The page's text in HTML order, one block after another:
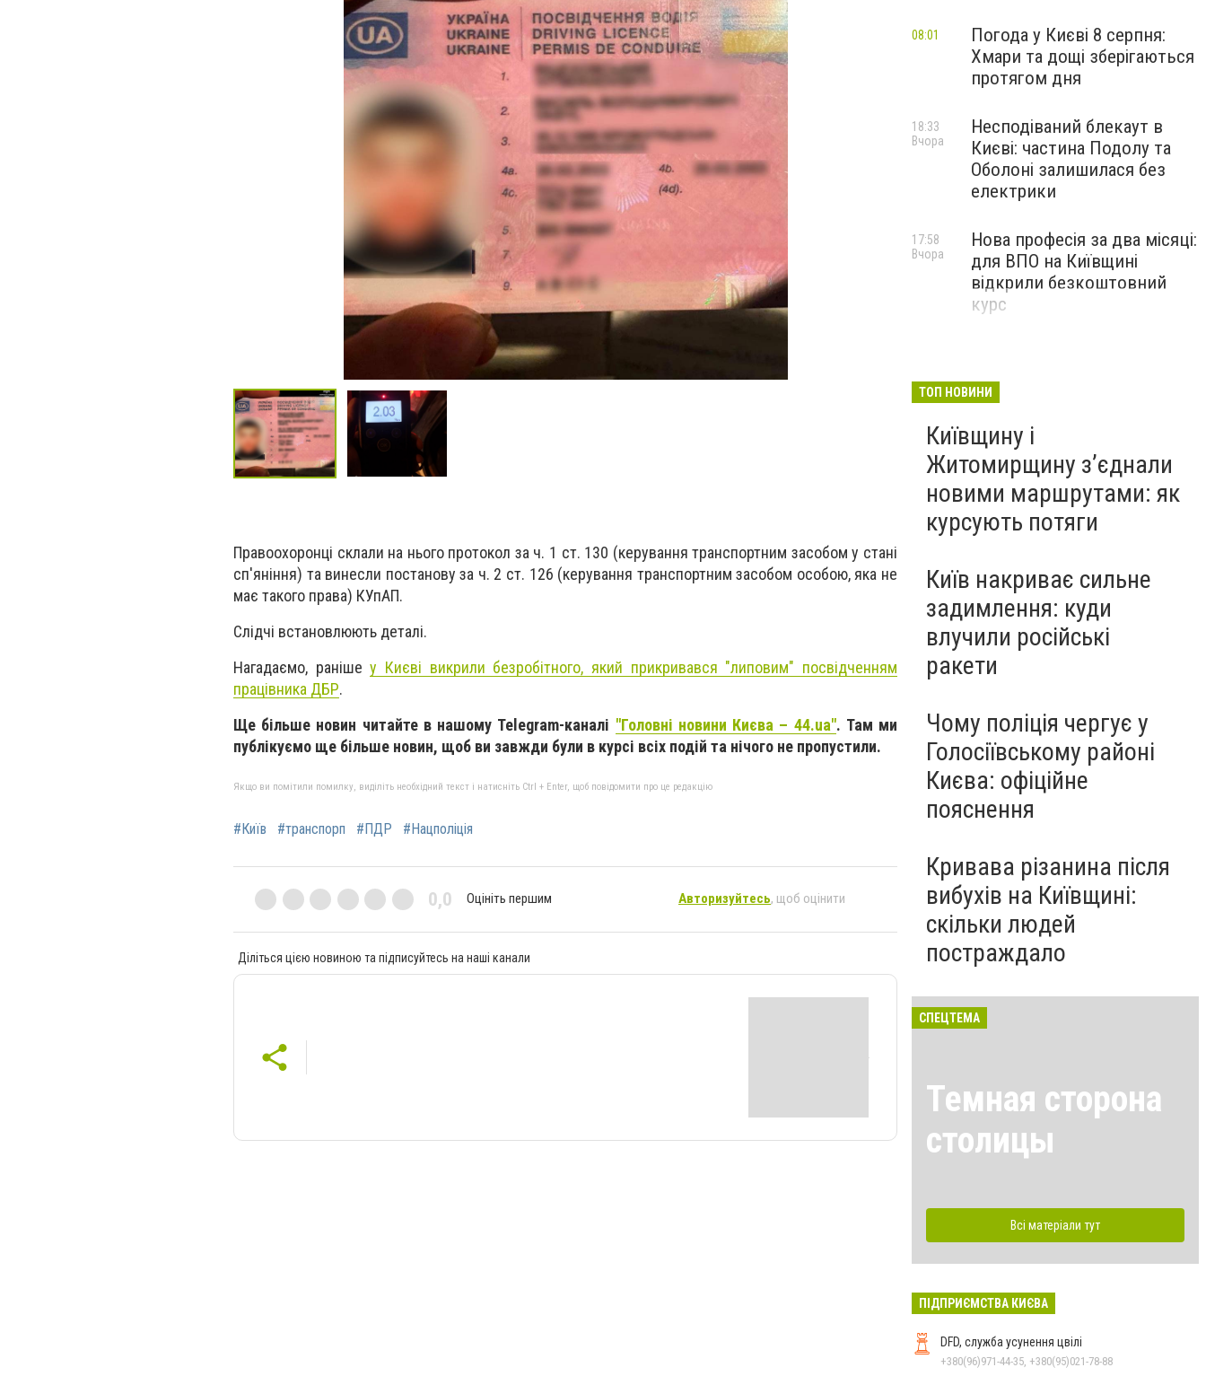
Правоохоронці склали на нього протокол за ч. 1 ст. 130 (керування транспортним засобом у стані
сп'яніння) та винесли постанову за ч. 2 ст. 126 (керування транспортним засобом особою, яка не
має такого права) КУпАП.
Слідчі встановлюють деталі.
Нагадаємо, ранішеу Києві викрили безробітного, який прикривався "липовим" посвідченням
працівника ДБР.
Ще більше новин читайте в нашому Telegram-каналі "Головні новини Києва – 44.ua". Там ми
публікуємо ще більше новин, щоб ви завжди були в курсі всіх подій та нічого не пропустили.
Якщо ви помітили помилку, виділіть необхідний текст і натисніть Ctrl + Enter, щоб повідомити про це редакцію
#Київ #транспорп #ПДР #Нацполіція
0,0 Оцініть першим Авторизуйтесь, щоб оцінити
Діліться цією новиною та підписуйтесь на наші канали
Погода у Києві 8 серпня:
Хмари та дощі зберігаються
протягом дня
08:01
Несподіваний блекаут в
Києві: частина Подолу та
Оболоні залишилася без
електрики
18:33
Вчора
Нова професія за два місяці:
для ВПО на Київщині
відкрили безкоштовний
курс
17:58
Вчора
ТОП НОВИНИ
Київщину і
Житомирщину з’єднали
новими маршрутами: як
курсують потяги
Київ накриває сильне
задимлення: куди
влучили російські
ракети
Чому поліція чергує у
Голосіївському районі
Києва: офіційне
пояснення
Кривава різанина після
вибухів на Київщині:
скільки людей
постраждало
СПЕЦТЕМА
Темная сторона
столицы
Всі матеріали тут
ПІДПРИЄМСТВА КИЄВА
DFD, служба усунення цвілі
+380(96)971-44-35, +380(95)021-78-88